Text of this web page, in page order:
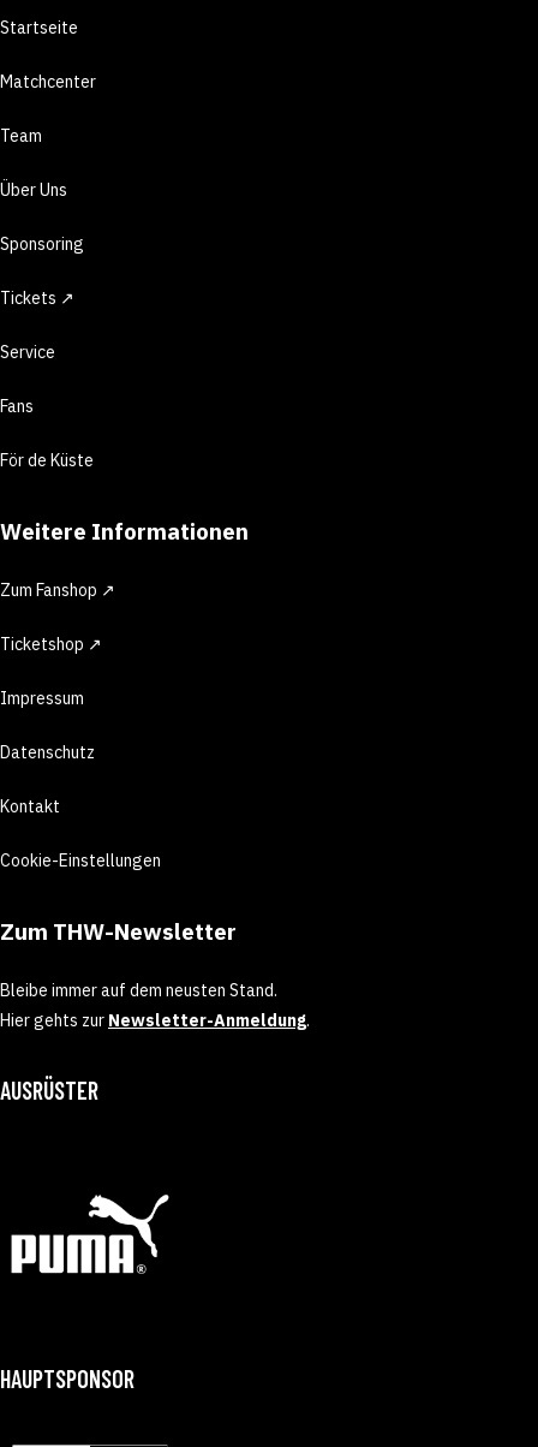
Startseite
Matchcenter
Team
Über Uns
Sponsoring
Tickets ↗
Service
Fans
För de Küste
Weitere Informationen
Zum Fanshop ↗
Ticketshop ↗
Impressum
Datenschutz
Kontakt
Cookie-Einstellungen
Zum THW-Newsletter
Bleibe immer auf dem neusten Stand.
Hier gehts zur Newsletter-Anmeldung.
AUSRÜSTER
HAUPTSPONSOR